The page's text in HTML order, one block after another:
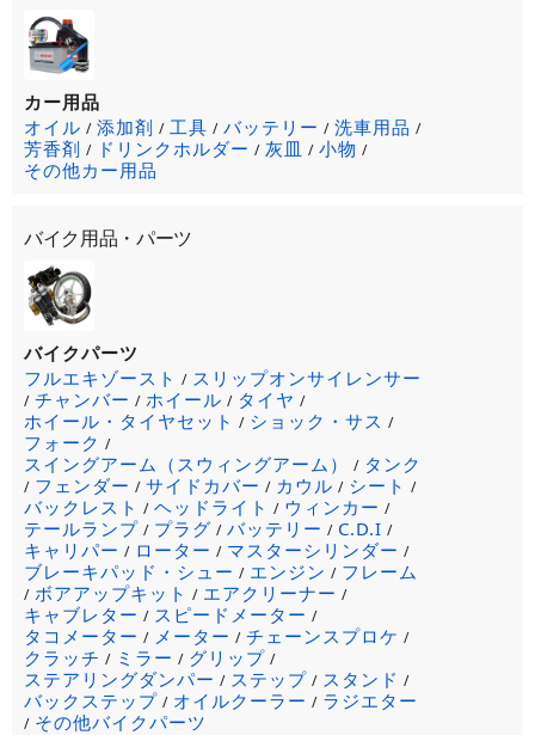
カー用品
オイル / 添加剤 / 工具 / バッテリー / 洗車用品 /
芳香剤 / ドリンクホルダー / 灰皿 / 小物 /
その他カー用品
バイク用品・パーツ
バイクパーツ
フルエキゾースト / スリップオンサイレンサー
/ チャンバー / ホイール / タイヤ /
ホイール・タイヤセット / ショック・サス /
フォーク /
スイングアーム（スウィングアーム） / タンク
/ フェンダー / サイドカバー / カウル / シート /
バックレスト / ヘッドライト / ウィンカー /
テールランプ / プラグ / バッテリー / C.D.I /
キャリパー / ローター / マスターシリンダー /
ブレーキパッド・シュー / エンジン / フレーム
/ ボアアップキット / エアクリーナー /
キャブレター / スピードメーター /
タコメーター / メーター / チェーンスプロケ /
クラッチ / ミラー / グリップ /
ステアリングダンパー / ステップ / スタンド /
バックステップ / オイルクーラー / ラジエター
/ その他バイクパーツ